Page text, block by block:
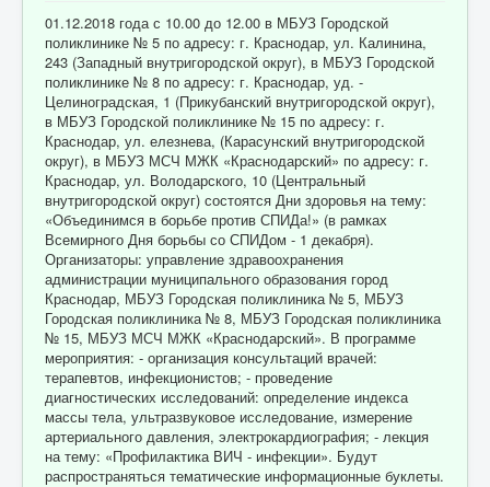
01.12.2018 года с 10.00 до 12.00 в МБУЗ Городской
поликлинике № 5 по адресу: г. Краснодар, ул. Калинина,
243 (Западный внутригородской округ), в МБУЗ Городской
поликлинике № 8 по адресу: г. Краснодар, уд. -
Целиноградская, 1 (Прикубанский внутригородской округ),
в МБУЗ Городской поликлинике № 15 по адресу: г.
Краснодар, ул. елезнева, (Карасунский внутригородской
округ), в МБУЗ МСЧ МЖК «Краснодарский» по адресу: г.
Краснодар, ул. Володарского, 10 (Центральный
внутригородской округ) состоятся Дни здоровья на тему:
«Объединимся в борьбе против СПИДа!» (в рамках
Всемирного Дня борьбы со СПИДом - 1 декабря).
Организаторы: управление здравоохранения
администрации муниципального образования город
Краснодар, МБУЗ Городская поликлиника № 5, МБУЗ
Городская поликлиника № 8, МБУЗ Городская поликлиника
№ 15, МБУЗ МСЧ МЖК «Краснодарский». В программе
мероприятия: - организация консультаций врачей:
терапевтов, инфекционистов; - проведение
диагностических исследований: определение индекса
массы тела, ультразвуковое исследование, измерение
артериального давления, электрокардиография; - лекция
на тему: «Профилактика ВИЧ - инфекции». Будут
распространяться тематические информационные буклеты.